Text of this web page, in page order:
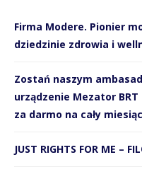
Firma Modere. Pionier
dziedzinie zdrowia i
Zostań naszym
urządzenie Mezator
za darmo na cały miesiąc
JUST RIGHTS FOR ME –